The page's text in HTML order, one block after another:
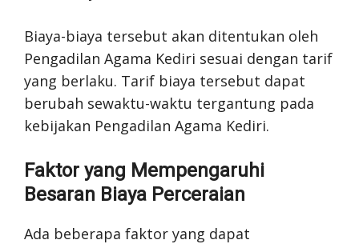
Biaya-biaya tersebut akan ditentukan oleh
Pengadilan Agama Kediri sesuai dengan tarif
yang berlaku. Tarif biaya tersebut dapat
berubah sewaktu-waktu tergantung pada
kebijakan Pengadilan Agama Kediri.
Faktor yang Mempengaruhi
Besaran Biaya Perceraian
Ada beberapa faktor yang dapat